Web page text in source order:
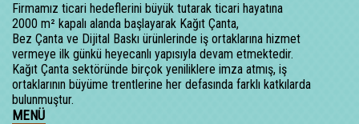
Firmamız ticari hedeflerini büyük tutarak ticari hayatına
2000 m² kapalı alanda başlayarak Kağıt Çanta,
Bez Çanta ve Dijital Baskı ürünlerinde iş ortaklarına hizmet
vermeye ilk günkü heyecanlı yapısıyla devam etmektedir.
Kağıt Çanta sektöründe birçok yeniliklere imza atmış, iş
ortaklarının büyüme trentlerine her defasında farklı katkılarda
bulunmuştur.
MENÜ